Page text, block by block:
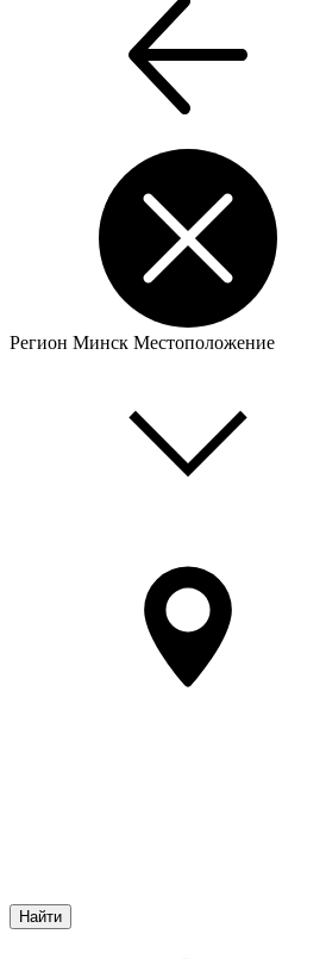
Регион Минск Местоположение